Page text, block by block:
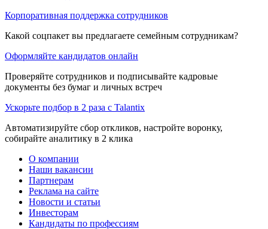
Корпоративная поддержка сотрудников
Какой соцпакет вы предлагаете семейным сотрудникам?
Оформляйте кандидатов онлайн
Проверяйте сотрудников и подписывайте кадровые
документы без бумаг и личных встреч
Ускорьте подбор в 2 раза с Talantix
Автоматизируйте сбор откликов, настройте воронку,
собирайте аналитику в 2 клика
О компании
Наши вакансии
Партнерам
Реклама на сайте
Новости и статьи
Инвесторам
Кандидаты по профессиям